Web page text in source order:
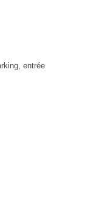
entrée